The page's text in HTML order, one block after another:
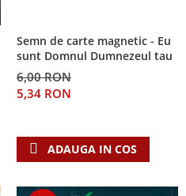
Semn de carte magnetic - Eu
sunt Domnul Dumnezeul tau
6,00 RON
5,34 RON
ADAUGA IN COS